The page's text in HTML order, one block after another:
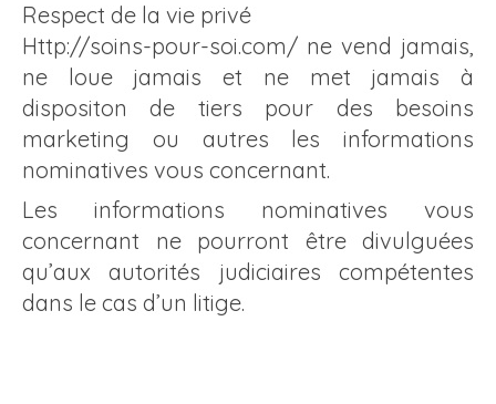
Respect de la vie privé
Http://soins-pour-soi.com/ ne vend jamais,
ne loue jamais et ne met jamais à
dispositon de tiers pour des besoins
marketing ou autres les informations
nominatives vous concernant.
Les informations nominatives vous
concernant ne pourront être divulguées
qu’aux autorités judiciaires compétentes
dans le cas d’un litige.